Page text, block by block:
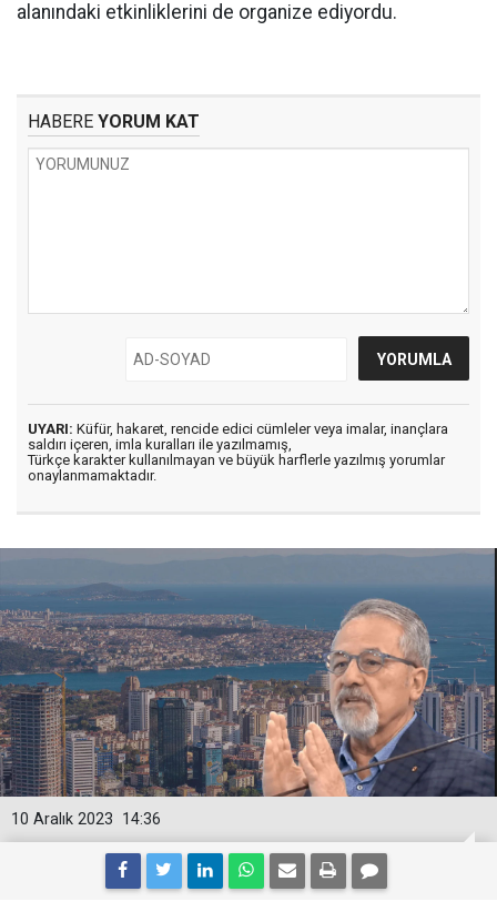
alanındaki etkinliklerini de organize ediyordu.
HABERE YORUM KAT
UYARI: Küfür, hakaret, rencide edici cümleler veya imalar, inançlara
saldırı içeren, imla kuralları ile yazılmamış,
Türkçe karakter kullanılmayan ve büyük harflerle yazılmış yorumlar
onaylanmamaktadır.
14:36
10 Aralık 2023